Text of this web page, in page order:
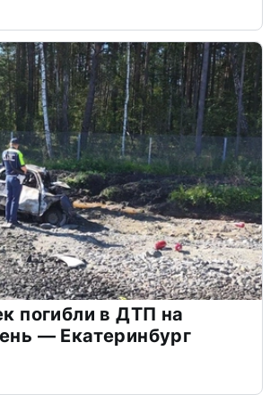
погибли в ДТП на
— Екатеринбург